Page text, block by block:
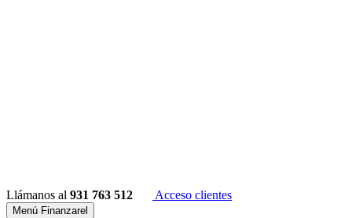
Llámanos al 931 763 512 Acceso clientes
Menú Finanzarel